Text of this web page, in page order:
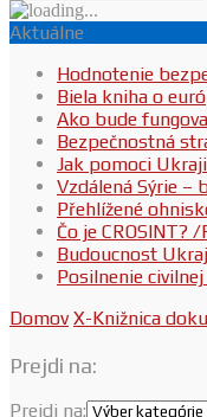
Aktuálne
Hodnotenie
Biela kniha o
Ako bude
Bezpečnostná
Jak pomoci
Vzdálená Sýrie –
Přehlížené
Čo je CROSINT?
Budoucnost
Posilnenie
Domov X-Knižnica
Prejdi na:
Prejdi na: